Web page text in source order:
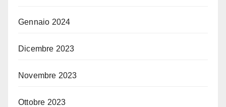
Gennaio 2024
Dicembre 2023
Novembre 2023
Ottobre 2023